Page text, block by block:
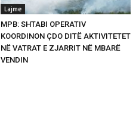
Lajme
MPB: SHTABI OPERATIV
KOORDINON ÇDO DITË AKTIVITETET
NË VATRAT E ZJARRIT NË MBARË
VENDIN